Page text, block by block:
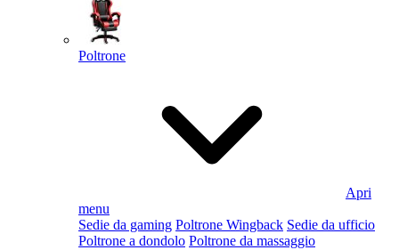
Poltrone
Apri
menu
Sedie da gaming Poltrone Wingback Sedie da ufficio
Poltrone a dondolo Poltrone da massaggio